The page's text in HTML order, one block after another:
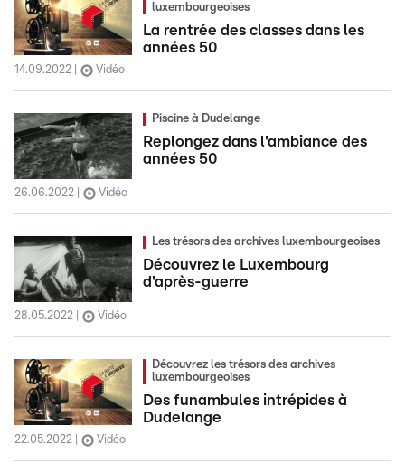
luxembourgeoises
La rentrée des classes dans les
années 50
14.09.2022 Vidéo
Piscine à Dudelange
Replongez dans l'ambiance des
années 50
26.06.2022 Vidéo
Les trésors des archives luxembourgeoises
Découvrez le Luxembourg
d'après-guerre
28.05.2022 Vidéo
Découvrez les trésors des archives
luxembourgeoises
Des funambules intrépides à
Dudelange
22.05.2022 Vidéo